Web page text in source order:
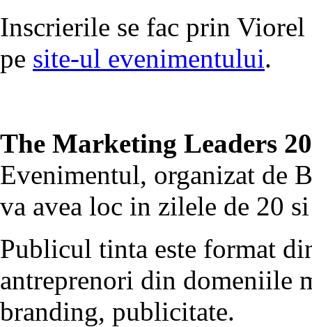
Inscrierile se fac prin Viorel
pe site-ul evenimentului.
The Marketing Leaders
Evenimentul, organizat de
va avea loc in zilele de 20
Publicul tinta este format
antreprenori din domeniile
branding, publicitate.